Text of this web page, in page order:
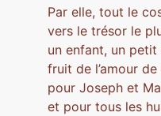
Par elle, tout le
vers le trésor le
un enfant, un petit
fruit de l’amour de
pour Joseph et
et pour tous les